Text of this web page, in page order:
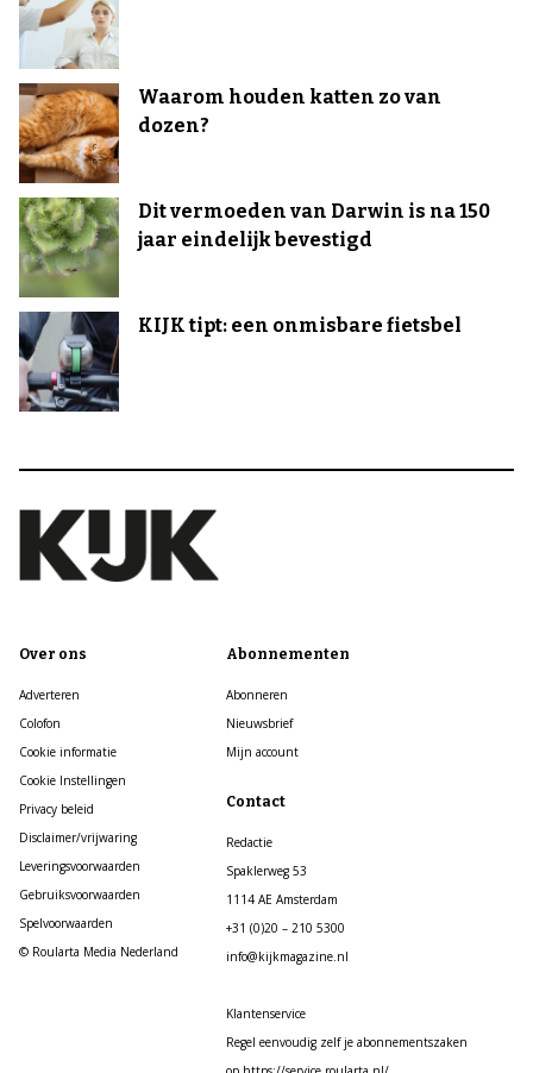
Waarom houden katten zo van
dozen?
Dit vermoeden van Darwin is na 150
jaar eindelijk bevestigd
KIJK tipt: een onmisbare fietsbel
Over ons
Adverteren
Colofon
Cookie informatie
Cookie Instellingen
Privacy beleid
Disclaimer/vrijwaring
Leveringsvoorwaarden
Gebruiksvoorwaarden
Spelvoorwaarden
© Roularta Media Nederland
Abonnementen
Abonneren
Nieuwsbrief
Mijn account
Contact
Redactie
Spaklerweg 53
1114 AE Amsterdam
+31 (0)20 – 210 5300
info@kijkmagazine.nl
Klantenservice
Regel eenvoudig zelf je abonnementszaken